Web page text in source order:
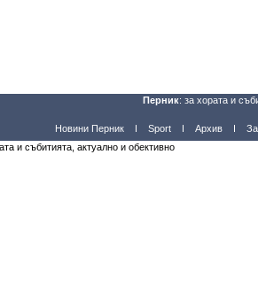
Перник: за хората и
Новини Перник Sport Архив
и събитията, актуално и обективно